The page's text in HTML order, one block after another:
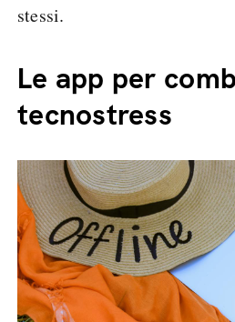
stessi.
Le app per
tecnostress